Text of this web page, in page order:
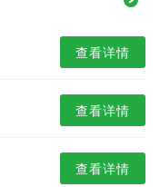
查看详情
查看详情
查看详情